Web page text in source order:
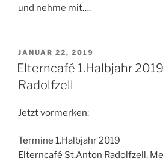
und nehme mit….
VERÖFFENTLICHT
AM
JANUAR 22, 2019
Elterncafé 1.Halbjahr
Radolfzell
Jetzt vormerken:
Termine 1.Halbjahr 2019
Elterncafé St.Anton Radolfzell,